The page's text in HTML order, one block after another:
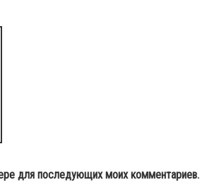
для последующих моих комментариев.